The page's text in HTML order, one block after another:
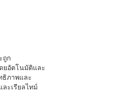
ถูก
ยอัตโนมัติและ
ธิภาพและ
ะเรียลไทม์